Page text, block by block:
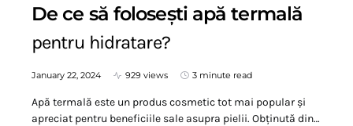
De ce să folosești apă termală
pentru hidratare?
January 22, 2024 929 views 3 minute read
Apă termală este un produs cosmetic tot mai popular și
apreciat pentru beneficiile sale asupra pielii. Obținută din…